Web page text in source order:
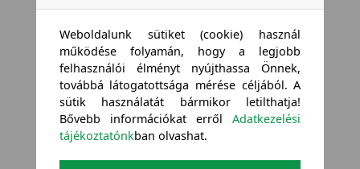
Weboldalunk sütiket (cookie) használ
működése folyamán, hogy a legjobb
felhasználói élményt nyújthassa Önnek,
továbbá látogatottsága mérése céljából. A
sütik használatát bármikor letilthatja!
Bővebb információkat errőlAdatkezelési
tájékoztatónkban olvashat.